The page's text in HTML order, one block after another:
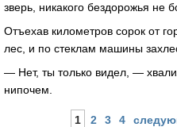
зверь, никакого бездорожья не
Отъехав километров сорок от
лес, и по стеклам машины
— Нет, ты только видел, —
нипочем.
Страницы
1 2 3 4